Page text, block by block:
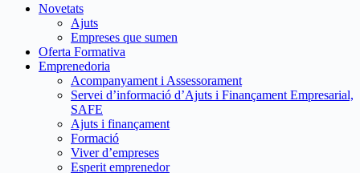
Novetats
Ajuts
Empreses que sumen
Oferta Formativa
Emprenedoria
Acompanyament i Assessorament
Servei d’informació d’Ajuts i Finançament Empresarial,
SAFE
Ajuts i finançament
Formació
Viver d’empreses
Esperit emprenedor